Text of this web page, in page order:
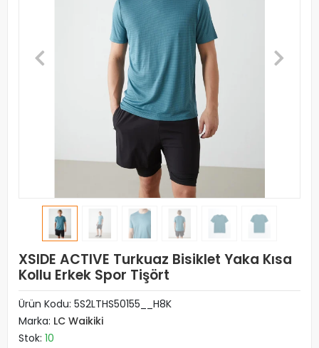
XSIDE ACTIVE Turkuaz Bisiklet Yaka Kısa
Kollu Erkek Spor Tişört
Ürün Kodu: 5S2LTHS50155__H8K
Marka: LC Waikiki
Stok: 10